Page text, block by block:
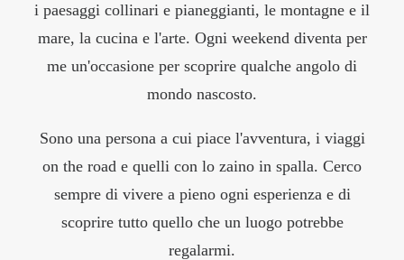
i paesaggi collinari e pianeggianti, le montagne e il
mare, la cucina e l'arte. Ogni weekend diventa per
me un'occasione per scoprire qualche angolo di
mondo nascosto.
Sono una persona a cui piace l'avventura, i viaggi
on the road e quelli con lo zaino in spalla. Cerco
sempre di vivere a pieno ogni esperienza e di
scoprire tutto quello che un luogo potrebbe
regalarmi.